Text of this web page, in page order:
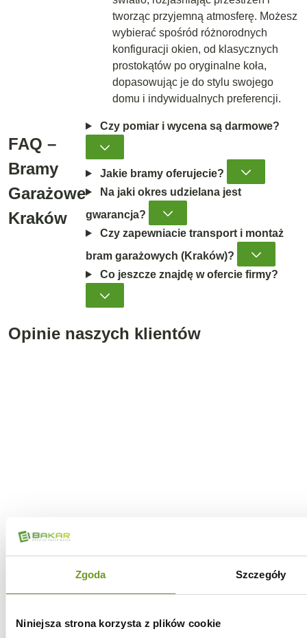
Zgoda Szczegóły
Niniejsza strona korzysta z plików cookie
tworząc przyjemną atmosferę. Możesz
wybierać spośród różnorodnych
konfiguracji okien, od klasycznych
prostokątów po oryginalne koła,
dopasowując je do stylu swojego
domu i indywidualnych preferencji.
FAQ –
Bramy
Garażowe
Kraków
Czy pomiar i wycena są darmowe?
Jakie bramy oferujecie?
Na jaki okres udzielana jest
gwarancja?
Czy zapewniacie transport i montaż
bram garażowych (Kraków)?
Co jeszcze znajdę w ofercie firmy?
Opinie naszych klientów
Oceń stronę